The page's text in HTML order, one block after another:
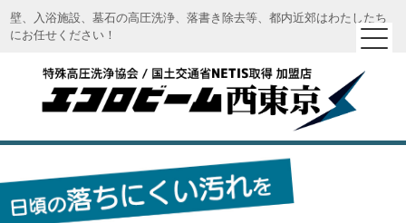
壁、入浴施設、墓石の高圧洗浄、落書き除去等、都内近郊はわたしたち
にお任せください！
エコロビーム西東京｜特殊高圧洗浄 エコロビーム